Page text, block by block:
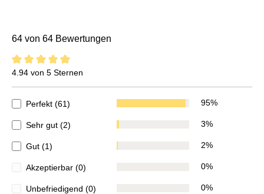
64 von 64 Bewertungen
4.9 von 5 Sternen
4.94 von 5 Sternen
Perfekt (61) 95%
Sehr gut (2) 3%
Gut (1) 2%
Akzeptierbar (0) 0%
Unbefriedigend (0) 0%